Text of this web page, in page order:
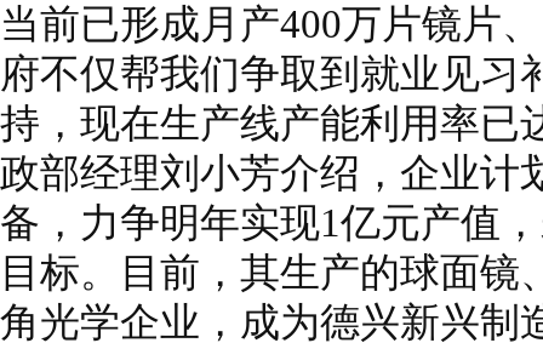
当前已形成月产400万片镜片
府不仅帮我们争取到就业见习
持，现在生产线产能利用率已
政部经理刘小芳介绍，企业计
备，力争明年实现1亿元产值
目标。目前，其生产的球面
角光学企业，成为德兴新兴制